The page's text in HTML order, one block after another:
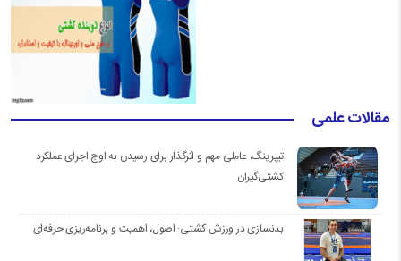
مقالات علمی
تیپرینگ، عاملی مهم و اثرگذار برای رسیدن به اوج اجرای عملکرد
کشتی‌گیران
بدنسازی در ورزش کشتی: اصول، اهمیت و برنامه‌ریزی حرفه‌ای